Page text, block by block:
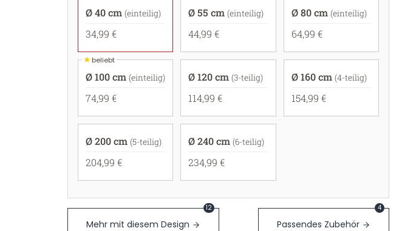
Ø 40 cm (einteilig)
34,99 €
Ø 55 cm (einteilig)
44,99 €
Ø 80 cm (einteilig)
64,99 €
★beliebt
Ø 100 cm (einteilig)
74,99 €
Ø 120 cm (3-teilig)
114,99 €
Ø 160 cm (4-teilig)
154,99 €
Ø 200 cm (5-teilig)
204,99 €
Ø 240 cm (6-teilig)
234,99 €
Mehr mit diesem Design
12
Passendes Zubehör
4